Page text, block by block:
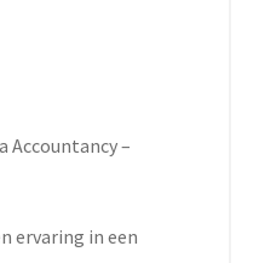
Accountancy –
ervaring in een